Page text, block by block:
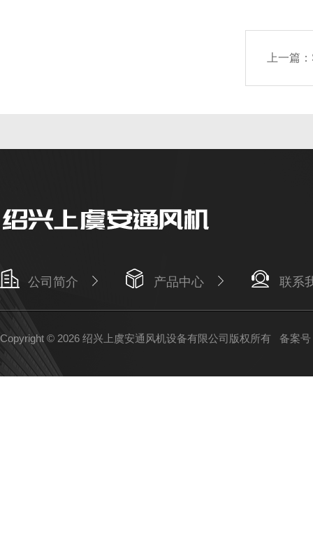
上一篇：
公司简介 产品中心 联系
Copyright © 2026 绍兴上虞安通风机设备有限公司版权所有 备案号